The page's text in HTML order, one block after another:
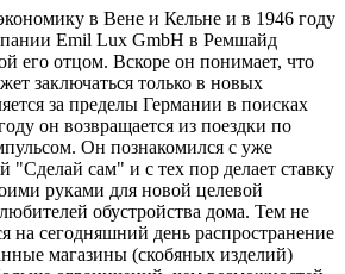
в Вене и Кельне и в 1946 году
Emil Lux GmbH в Ремшайд
его отцом. Вскоре он понимает, что
заключаться только в новых
за пределы Германии в поисках
он возвращается из поездки по
Он познакомился с уже
"Сделай сам" и с тех пор делает ставку
руками для новой целевой
обустройства дома. Тем не
на сегодняшний день распространение
магазины (скобяных изделий)